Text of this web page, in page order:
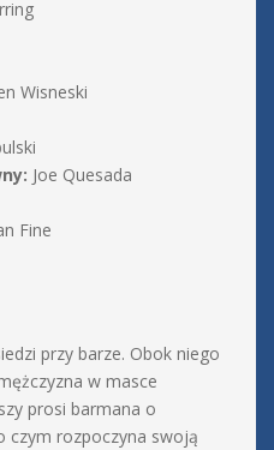
Wisneski
Joe Quesada
Fine
przy barze. Obok niego
w masce
prosi barmana o
czym rozpoczyna swoją